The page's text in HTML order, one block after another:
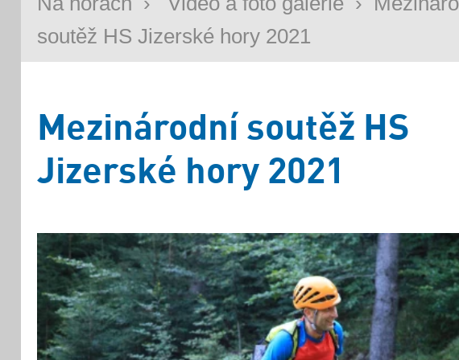
soutěž HS Jizerské hory 2021
Mezinárodní soutěž HS
Jizerské hory 2021